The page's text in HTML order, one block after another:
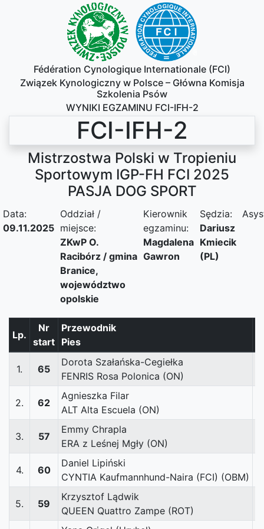
Fédération Cynologique Internationale (FCI)
Związek Kynologiczny w Polsce – Główna Komisja
Szkolenia Psów
WYNIKI EGZAMINU FCI-IFH-2
FCI-IFH-2
Mistrzostwa Polski w Tropieniu
Sportowym IGP-FH FCI 2025
PASJA DOG SPORT
Data:
09.11.2025
Oddział /
miejsce:
ZKwP O.
Racibórz / gmina
Branice,
województwo
opolskie
Kierownik
egzaminu:
Magdalena
Gawron
Sędzia:
Dariusz
Kmiecik
(PL)
Lp.
Nr
start
Przewodnik
Pies
1. 65
Dorota Szałańska-Cegiełka
FENRIS Rosa Polonica (ON)
2. 62
Agnieszka Filar
ALT Alta Escuela (ON)
3. 57
Emmy Chrapla
ERA z Leśnej Mgły (ON)
4. 60
Daniel Lipiński
CYNTIA Kaufmannhund-Naira (FCI) (OBM)
5. 59
Krzysztof Lądwik
QUEEN Quattro Zampe (ROT)